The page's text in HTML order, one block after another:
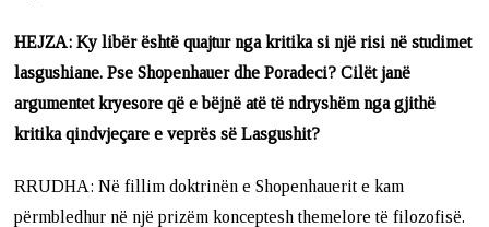
HEJZA:Ky libër është quajtur nga kritika si një risi në studimet
lasgushiane.Pse Shopenhauer dhe Poradeci? Cilët janë
argumentet kryesore që e bëjnë atë të ndryshëm nga gjithë
kritika qindvjeçare e veprës së Lasgushit?
RRUDHA: Në fillim doktrinën e Shopenhauerit e kam
përmbledhur në një prizëm konceptesh themelore të filozofisë.